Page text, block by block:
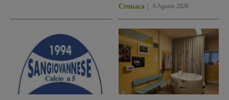
Cronaca 6 Agosto 2026